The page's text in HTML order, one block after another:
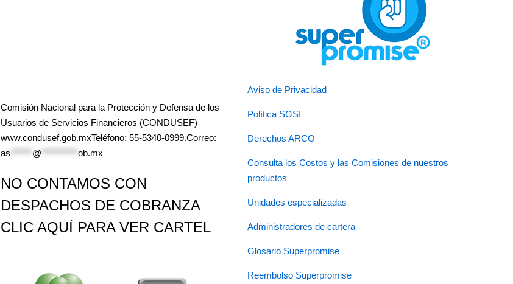
Comisión Nacional para la Protección y Defensa de los
Usuarios de Servicios Financieros (CONDUSEF)
www.condusef.gob.mxTeléfono: 55-5340-0999.Correo:
as
@ ob.mx
NO CONTAMOS CON
DESPACHOS DE COBRANZA
CLIC AQUÍ PARA VER CARTEL
Aviso de Privacidad
Política SGSI
Derechos ARCO
Consulta los Costos y las Comisiones de nuestros
productos
Unidades especializadas
Administradores de cartera
Glosario Superpromise
Reembolso Superpromise